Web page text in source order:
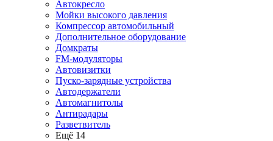
Автокресло
Мойки высокого давления
Компрессор автомобильный
Дополнительное оборудование
Домкраты
FM-модуляторы
Автовизитки
Пуско-зарядные устройства
Автодержатели
Автомагнитолы
Антирадары
Разветвитель
Ещё 14